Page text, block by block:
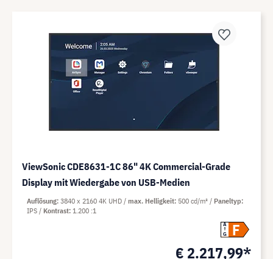
ViewSonic CDE8631-1C 86" 4K Commercial-Grade
Display mit Wiedergabe von USB-Medien
A
G
F
€ 2.217,99*
Auflösung 3840 x 2160 4K UHD max. Helligkeit 500 cd/m²
Paneltyp
IPS
Kontrast 1.200 :1